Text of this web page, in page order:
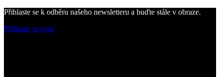
Přihlaste se k odběru našeho newsletteru a buďte stále v obraze.
Přihlaste se nyní